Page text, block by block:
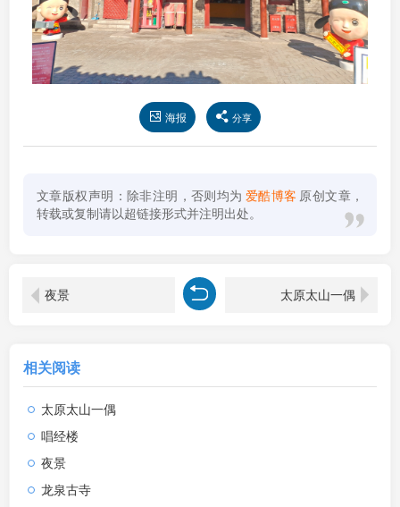
海报 分享
文章版权声明：除非注明，否则均为 爱酷博客 原创文章，
转载或复制请以超链接形式并注明出处。
夜景 太原太山一偶
相关阅读
太原太山一偶
唱经楼
夜景
龙泉古寺